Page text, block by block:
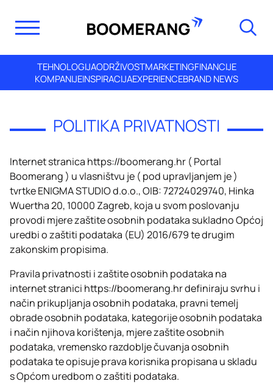
TEHNOLOGIJAODRŽIVOSTMARKETINGFINANCIJE
KOMPANIJEINSPIRACIJAEXPERIENCEBRAND NEWS
POLITIKA PRIVATNOSTI
Internet stranica https://boomerang.hr ( Portal
Boomerang ) u vlasništvu je ( pod upravljanjem je )
tvrtke ENIGMA STUDIO d.o.o., OIB: 72724029740, Hinka
Wuertha 20, 10000 Zagreb, koja u svom poslovanju
provodi mjere zaštite osobnih podataka sukladno Općoj
uredbi o zaštiti podataka (EU) 2016/679 te drugim
zakonskim propisima.
Pravila privatnosti i zaštite osobnih podataka na
internet stranici https://boomerang.hrdefiniraju svrhu i
način prikupljanja osobnih podataka, pravni temelj
obrade osobnih podataka, kategorije osobnih podataka
i način njihova korištenja, mjere zaštite osobnih
podataka, vremensko razdoblje čuvanja osobnih
podataka te opisuje prava korisnika propisana u skladu
s Općom uredbom o zaštiti podataka.